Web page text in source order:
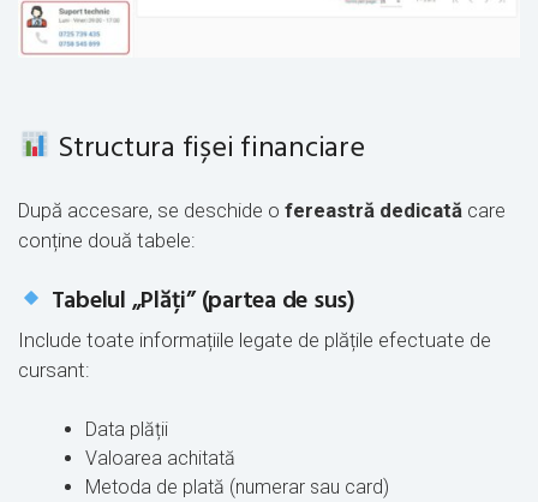
Structura fișei financiare
După accesare, se deschide o fereastră dedicată care
conține două tabele:
Tabelul „Plăți” (partea de sus)
Include toate informațiile legate de plățile efectuate de
cursant:
Data plății
Valoarea achitată
Metoda de plată (numerar sau card)